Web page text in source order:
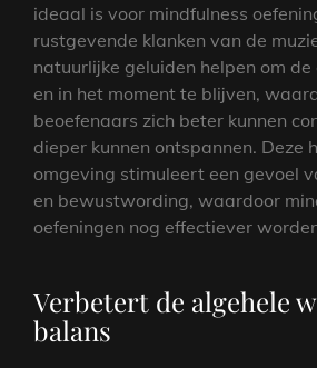
ideaal is voor mindfulness
rustgevende klanken van de
natuurlijke geluiden helpen om
en in het moment te blijven,
beoefenaars zich beter kunnen
dieper kunnen ontspannen. Deze
omgeving stimuleert een gevoel
en bewustwording, waardoor
oefeningen nog effectiever
Verbetert de algehele
balans